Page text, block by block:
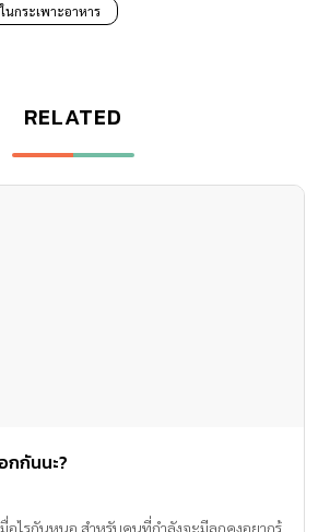
นกระเพาะอาหาร
RELATED
กกันนะ?